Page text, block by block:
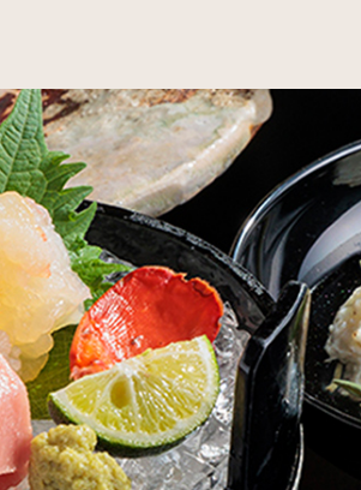
Welcome
ホテル日航熊本のご案内
Banquet
会議・ご宴会
Sightseeing
周辺観光